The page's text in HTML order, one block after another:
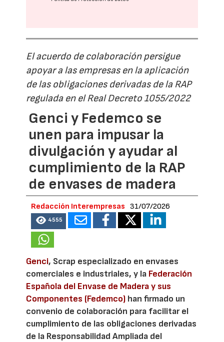
El acuerdo de colaboración persigue
apoyar a las empresas en la aplicación
de las obligaciones derivadas de la RAP
regulada en el Real Decreto 1055/2022
Genci y Fedemco se
unen para impusar la
divulgación y ayudar al
cumplimiento de la RAP
de envases de madera
Redacción Interempresas 31/07/2026
4555
Genci, Scrap especializado en envases
comerciales e industriales, y la Federación
Española del Envase de Madera y sus
Componentes (Fedemco) han firmado un
convenio de colaboración para facilitar el
cumplimiento de las obligaciones derivadas
de la Responsabilidad Ampliada del